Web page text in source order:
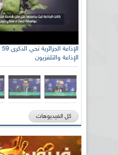
الإذاعة والتلفزيون
كل الفيديوهات